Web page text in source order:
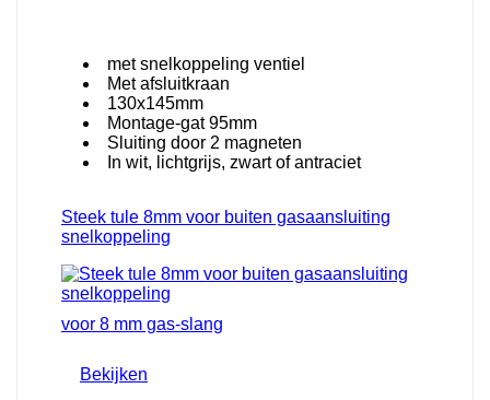
met snelkoppeling ventiel
Met afsluitkraan
130x145mm
Montage-gat 95mm
Sluiting door 2 magneten
In wit, lichtgrijs, zwart of antraciet
Steek tule 8mm voor buiten gasaansluiting
snelkoppeling
voor 8 mm gas-slang
Bekijken